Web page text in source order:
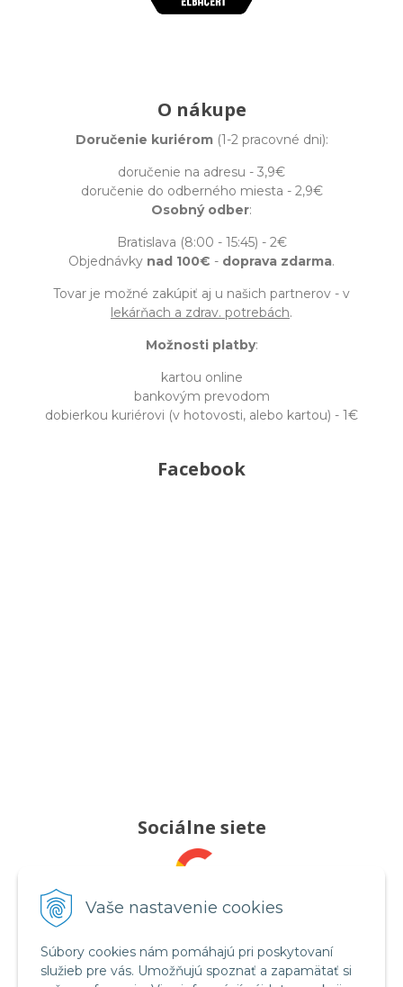
Vaše nastavenie cookies
Súbory cookies nám pomáhajú pri poskytovaní
služieb pre vás. Umožňujú spoznať a zapamätať si
O nákupe
Doručenie kuriérom(1-2 pracovné dni):
doručenie na adresu - 3,9€
doručenie do odberného miesta - 2,9€
Osobný odber:
Bratislava (8:00 - 15:45) - 2€
Objednávky nad 100€ - doprava zdarma.
Tovar je možné zakúpiť aj u našich partnerov - v
lekárňach a zdrav. potrebách.
Možnosti platby:
kartou online
bankovým prevodom
dobierkou kuriérovi (v hotovosti, alebo kartou) - 1€
Facebook
Sociálne siete
Pridajte nám recenziu